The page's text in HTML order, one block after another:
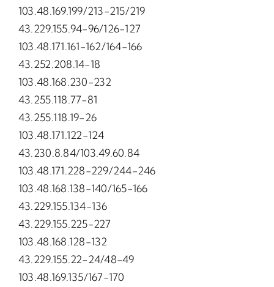
103.48.169.199/213-215/219
43.229.155.94-96/126-127
103.48.171.161-162/164-166
43.252.208.14-18
103.48.168.230-232
43.255.118.77-81
43.255.118.19-26
103.48.171.122-124
43.230.8.84/103.49.60.84
103.48.171.228-229/244-246
103.48.168.138-140/165-166
43.229.155.134-136
43.229.155.225-227
103.48.168.128-132
43.229.155.22-24/48-49
103.48.169.135/167-170